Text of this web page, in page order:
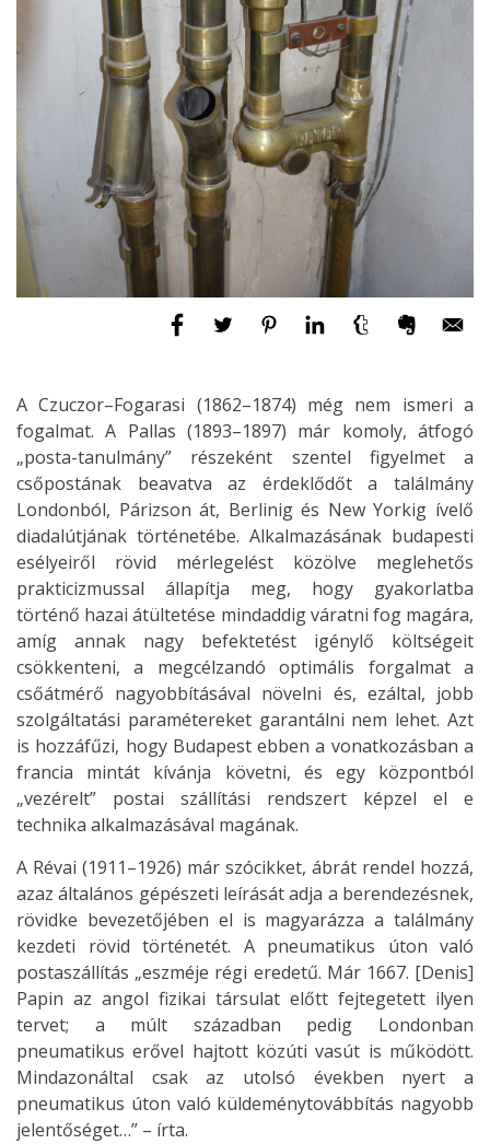
A Czuczor–Fogarasi (1862–1874) még nem ismeri a
fogalmat. A Pallas (1893–1897) már komoly, átfogó
„posta-tanulmány” részeként szentel figyelmet a
csőpostának beavatva az érdeklődőt a találmány
Londonból, Párizson át, Berlinig és New Yorkig ívelő
diadalútjának történetébe. Alkalmazásának budapesti
esélyeiről rövid mérlegelést közölve meglehetős
prakticizmussal állapítja meg, hogy gyakorlatba
történő hazai átültetése mindaddig váratni fog magára,
amíg annak nagy befektetést igénylő költségeit
csökkenteni, a megcélzandó optimális forgalmat a
csőátmérő nagyobbításával növelni és, ezáltal, jobb
szolgáltatási paramétereket garantálni nem lehet. Azt
is hozzáfűzi, hogy Budapest ebben a vonatkozásban a
francia mintát kívánja követni, és egy központból
„vezérelt” postai szállítási rendszert képzel el e
technika alkalmazásával magának.
A Révai (1911–1926) már szócikket, ábrát rendel hozzá,
azaz általános gépészeti leírását adja a berendezésnek,
rövidke bevezetőjében el is magyarázza a találmány
kezdeti rövid történetét. A pneumatikus úton való
postaszállítás „eszméje régi eredetű. Már 1667. [Denis]
Papin az angol fizikai társulat előtt fejtegetett ilyen
tervet; a múlt században pedig Londonban
pneumatikus erővel hajtott közúti vasút is működött.
Mindazonáltal csak az utolsó években nyert a
pneumatikus úton való küldeménytovábbítás nagyobb
jelentőséget…” – írta.